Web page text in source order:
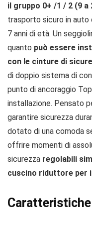
il gruppo 0+ /1 / 2 (9 a
trasporto sicuro in auto
7 anni di età. Un
quanto può essere
con le cinture di
di doppio sistema di
punto di ancoraggio
installazione. Pensato
garantire sicurezza
dotato di una comoda
offrire momenti di
sicurezza regolabili
cuscino riduttore per
Caratteristiche